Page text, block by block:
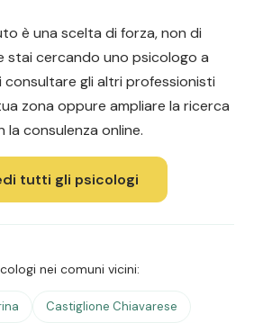
è una scelta di forza, non di
stai cercando uno psicologo a
consultare gli altri professionisti
zona oppure ampliare la ricerca
la consulenza online.
tutti gli psicologi
nei comuni vicini:
Castiglione Chiavarese